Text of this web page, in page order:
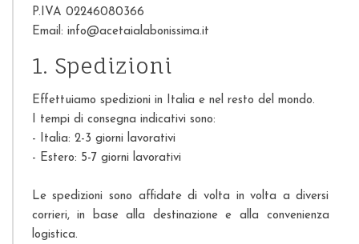
P.IVA 02246080366
Email: info@acetaialabonissima.it
1. Spedizioni
Effettuiamo spedizioni in Italia e nel resto del mondo.
I tempi di consegna indicativi sono:
- Italia: 2-3 giorni lavorativi
- Estero: 5-7 giorni lavorativi
Le spedizioni sono affidate di volta in volta a diversi
corrieri, in base alla destinazione e alla convenienza
logistica.